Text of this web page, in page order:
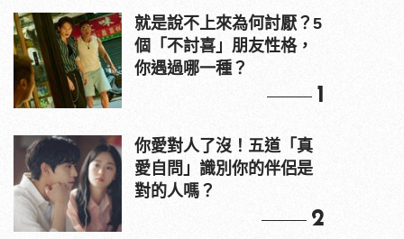
就是說不上來為何討厭？5
個「不討喜」朋友性格，
你遇過哪一種？
1
你愛對人了沒！五道「真
愛自問」識別你的伴侶是
對的人嗎？
2